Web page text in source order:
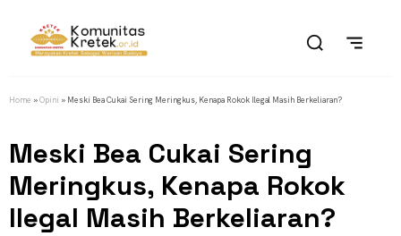
Home »Opini » Meski Bea Cukai Sering Meringkus, Kenapa Rokok Ilegal Masih Berkeliaran?
Meski Bea Cukai Sering
Meringkus, Kenapa Rokok
Ilegal Masih Berkeliaran?